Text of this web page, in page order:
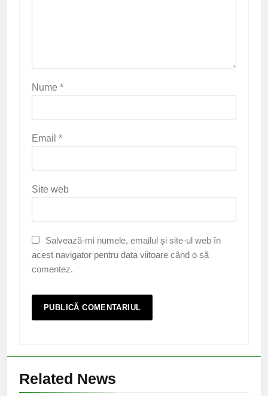
Nume *
Email *
Site web
Salvează-mi numele, emailul și site-ul web în
acest navigator pentru data viitoare când o să
comentez.
Related News